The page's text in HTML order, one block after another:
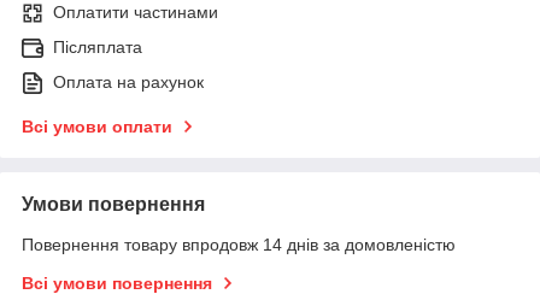
Оплатити частинами
Післяплата
Оплата на рахунок
Всі умови оплати
Умови повернення
Повернення товару впродовж 14 днів за домовленістю
Всі умови повернення